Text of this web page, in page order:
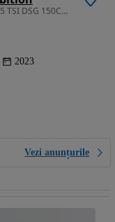
1498 cm3 • 150 CP • Škoda KAROQ Ambition 1.5 TSI DSG 150CP 2023MY
2023
Vezi anunțurile